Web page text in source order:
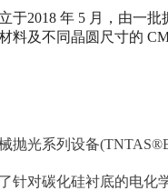
于2018 年 5 月，由一
料及不同晶圆尺寸的
抛光系列设备
针对碳化硅衬底的电化